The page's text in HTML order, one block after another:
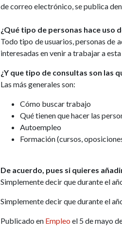
de correo electrónico, se publica
¿Qué tipo de personas hace uso
Todo tipo de usuarios, personas de
interesadas en venir a trabajar a esta
¿Y que tipo de consultas son las
Las más generales son:
Cómo buscar trabajo
Qué tienen que hacer las
Autoempleo
Formación (cursos,
De acuerdo, pues si quieres
Simplemente decir que durante el
Simplemente decir que durante el
Publicado en Empleo el 5 de mayo